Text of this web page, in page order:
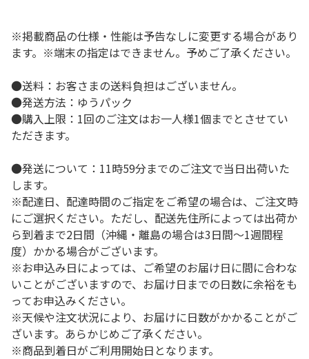
※掲載商品の仕様・性能は予告なしに変更する場合があり
ます。※端末の指定はできません。予めご了承ください。
●送料：お客さまの送料負担はございません。
●発送方法：ゆうパック
●購入上限：1回のご注文はお一人様1個までとさせてい
ただきます。
●発送について：11時59分までのご注文で当日出荷いた
します。
※配達日、配達時間のご指定をご希望の場合は、ご注文時
にご選択ください。ただし、配送先住所によっては出荷か
ら到着まで2日間（沖縄・離島の場合は3日間～1週間程
度）かかる場合がございます。
※お申込み日によっては、ご希望のお届け日に間に合わな
いことがございますので、お届け日までの日数に余裕をも
ってお申込みください。
※天候や注文状況により、お届けに日数がかかることがご
ざいます。あらかじめご了承ください。
※商品到着日がご利用開始日となります。